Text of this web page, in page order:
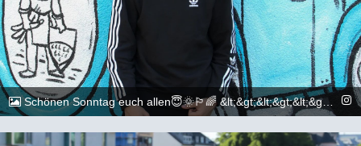
Schönen Sonntag euch allen😇🌞🏳️‍🌈 &lt;&gt;&lt;&gt;&lt;&gt;&lt;&gt;&lt;&gt;&lt;&gt;&lt;&gt;&lt;&gt;&lt;&gt;&lt;&gt; 📷: @execuitive_photo &lt;&gt;&lt;&gt;&lt;&gt;&lt;&gt;&lt;&gt;&lt;&gt;&lt;&gt;&lt;&gt;&lt;&gt;&lt;&gt; #gay #lgbtq #Köln #Cologne #german #boy #marburg #gaylove #eisenach #shooting #summer #summertime #travel #sun #pride #loveislove #gayboy
@_chr2s_ 10. Juli 2022